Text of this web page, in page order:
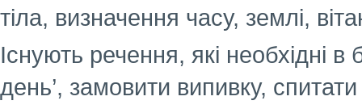
тіла, визначення часу, землі,
Існують речення, які необхідні в
день’, замовити випивку,